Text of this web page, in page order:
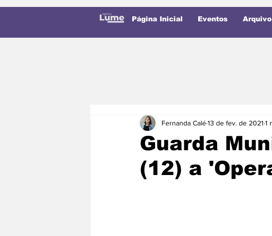
Página Inicial Eventos Arquivo
Guarda
(12) a
Fernanda Calé13 de fev. de 2021 1